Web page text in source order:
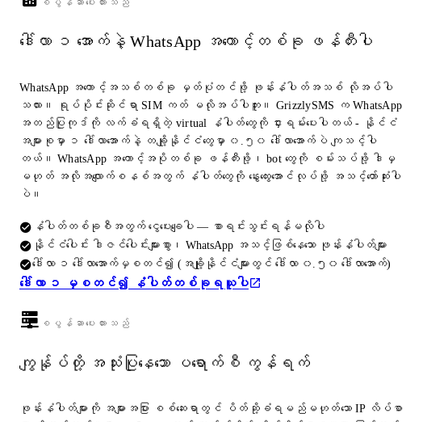
စပွန်ဆာပေးထားသည်
ဒေါ်လာ ၁ အောက်နဲ့ WhatsApp အကောင့်တစ်ခု ဖန်တီးပါ
WhatsApp အကောင့်အသစ်တစ်ခု မှတ်ပုံတင်ဖို့ ဖုန်းနံပါတ်အသစ် လိုအပ်ပါ
သလား။ ရုပ်ပိုင်းဆိုင်ရာ SIM ကတ် မလိုအပ်ပါဘူး။ GrizzlySMS က WhatsApp
အတည်ပြုကုဒ်ကို လက်ခံရရှိတဲ့ virtual နံပါတ်တွေကို ငှားရမ်းပေးပါတယ် - နိုင်ငံ
အများစုမှာ ၁ ဒေါ်လာအောက်နဲ့ တချို့နိုင်ငံတွေမှာ ၀.၅၀ ဒေါ်လာအောက်ပဲ ကျသင့်ပါ
တယ်။ WhatsApp အကောင့်အပိုတစ်ခု ဖန်တီးဖို့၊ bot တွေကို စမ်းသပ်ဖို့ ဒါမှ
မဟုတ် အလိုအလျောက်စနစ်အတွက် နံပါတ်တွေကို နွေးထွေးအောင်လုပ်ဖို့ အသင့်တော်ဆုံးပါ
ပဲ။
နံပါတ်တစ်ခုစီအတွက် ငွေပေးချေပါ — စာရင်းသွင်းရန်မလိုပါ
နိုင်ငံပေါင်း ဒါဇင်ပေါင်းများစွာ၊ WhatsApp အသင့်ဖြစ်နေသော ဖုန်းနံပါတ်များ
ဒေါ်လာ ၁ ဒေါ်လာအောက်မှစတင်၍ (အချို့နိုင်ငံများတွင် ဒေါ်လာ ၀.၅၀ ဒေါ်လာအောက်)
ဒေါ်လာ ၁ မှစတင်၍ နံပါတ်တစ်ခုရယူပါ
စပွန်ဆာပေးထားသည်
ကျွန်ုပ်တို့ အသုံးပြုနေသော ပရောက်စီ ကွန်ရက်
ဖုန်းနံပါတ်များကို အများအပြား စစ်ဆေးရာတွင် ပိတ်ဆို့ခံရမည်မဟုတ်သော IP လိပ်စာ